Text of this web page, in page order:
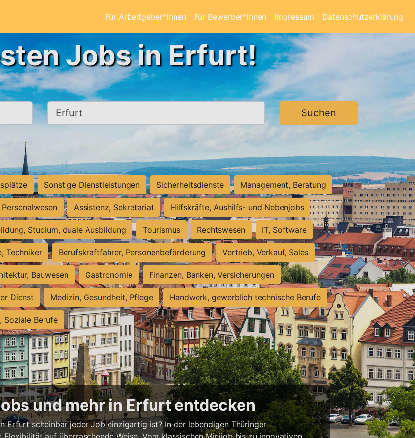
Für Arbeitgeber*innen Für Bewerber*innen Impressum Datenschutzerklärung
Jobs in Erfurt!
Ort, Stadt Suchen
Sonstige Dienstleistungen Sicherheitsdienste Management, Beratung
Personalwesen Assistenz, Sekretariat Hilfskräfte, Aushilfs- und Nebenjobs
Studium, duale Ausbildung Tourismus Rechtswesen IT, Software
Techniker Berufskraftfahrer, Personenbeförderung Vertrieb, Verkauf, Sales
Bauwesen Gastronomie Finanzen, Banken, Versicherungen
Dienst Medizin, Gesundheit, Pflege Handwerk, gewerblich technische Berufe
Soziale Berufe
und mehr in Erfurt entdecken
Erfurt scheinbar jeder Job einzigartig ist? In der lebendigen Thüringer